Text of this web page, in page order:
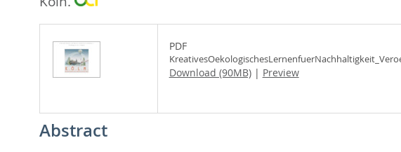
PDF
Download (90MB)| Preview
Abstract